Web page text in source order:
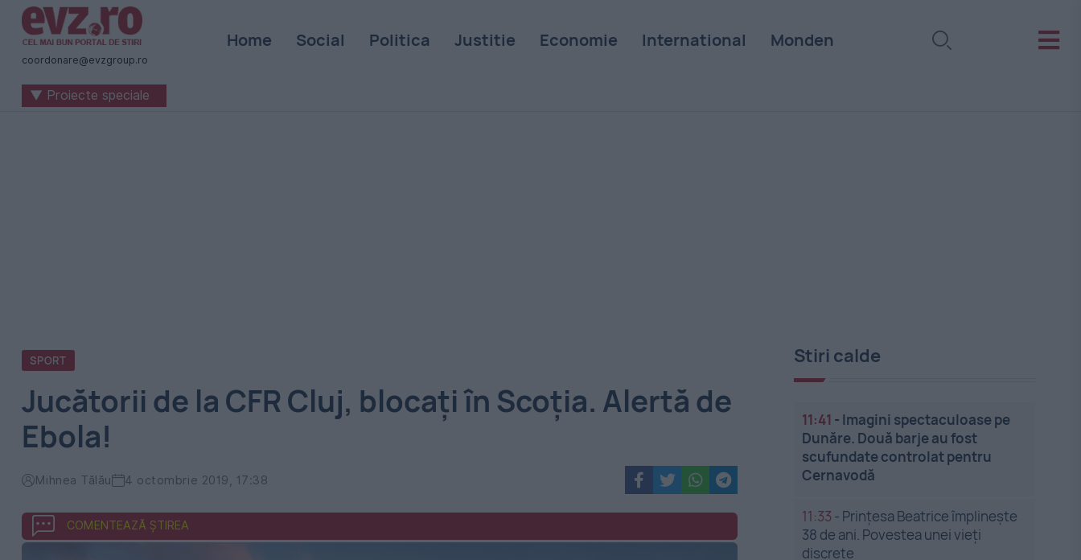
Știri
naționale
internaționale
coordonare@evzgroup.ro
Home Social Politica Justitie Economie International Monden
▼ Proiecte speciale
SPORT
Jucătorii de la CFR Cluj, blocați în Scoția. Alertă de
Ebola!
Mihnea Tălău 4 octombrie 2019, 17:38
COMENTEAZĂ ȘTIREA
Stiri calde
11:41 - Imagini spectaculoase pe
Dunăre. Două barje au fost
scufundate controlat pentru
Cernavodă
11:33 - Prințesa Beatrice împlinește
38 de ani. Povestea unei vieți
discrete